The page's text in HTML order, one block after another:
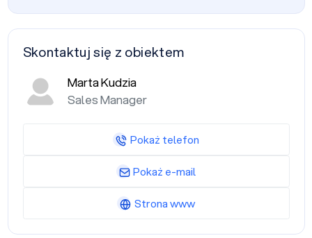
Skontaktuj się z obiektem
Marta Kudzia
Sales Manager
Pokaż telefon
Pokaż e-mail
Strona www